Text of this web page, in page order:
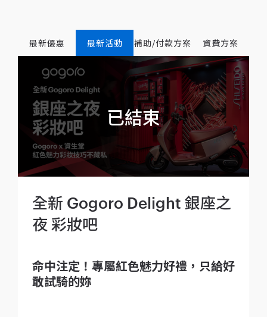
最新優惠 最新活動 補助/付款方案 資費方案
全新 Gogoro Delight 銀座之
夜 彩妝吧
命中注定！專屬紅色魅力好禮，只給好
敢試騎的妳